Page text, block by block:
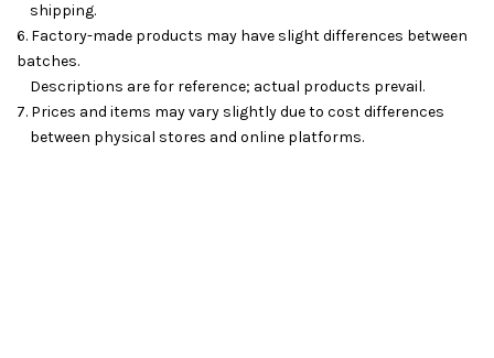
shipping.
6. Factory-made products may have slight differences between
batches.
Descriptions are for reference; actual products prevail.
7. Prices and items may vary slightly due to cost differences
between physical stores and online platforms.